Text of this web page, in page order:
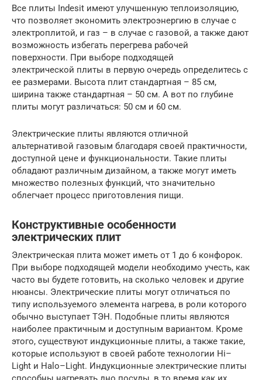
Все плиты Indesit имеют улучшенную теплоизоляцию,
что позволяет экономить электроэнергию в случае с
электроплитой, и газ – в случае с газовой, а также дают
возможность избегать перегрева рабочей
поверхности. При выборе подходящей
электрической плиты в первую очередь определитесь с
ее размерами. Высота плит стандартная – 85 см,
ширина также стандартная – 50 см. А вот по глубине
плиты могут различаться: 50 см и 60 см.
Электрические плиты являются отличной
альтернативой газовым благодаря своей практичности,
доступной цене и функциональности. Такие плиты
обладают различным дизайном, а также могут иметь
множество полезных функций, что значительно
облегчает процесс приготовления пищи.
Конструктивные особенности
электрических плит
Электрическая плита может иметь от 1 до 6 конфорок.
При выборе подходящей модели необходимо учесть, как
часто вы будете готовить, на сколько человек и другие
нюансы. Электрические плиты могут отличаться по
типу используемого элемента нагрева, в роли которого
обычно выступает ТЭН. Подобные плиты являются
наиболее практичным и доступным вариантом. Кроме
этого, существуют индукционные плиты, а также такие,
которые используют в своей работе технологии Hi–
Light и Halo–Light. Индукционные электрические плиты